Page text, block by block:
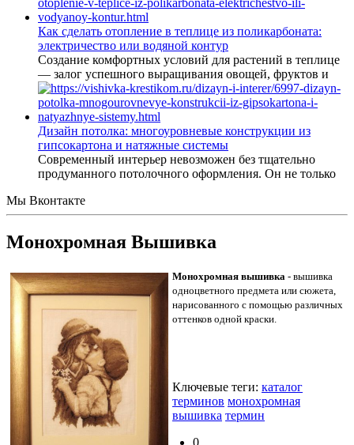
Как сделать отопление в теплице из поликарбоната:
электричество или водяной контур
Создание комфортных условий для растений в теплице
— залог успешного выращивания овощей, фруктов и
Дизайн потолка: многоуровневые конструкции из
гипсокартона и натяжные системы
Современный интерьер невозможен без тщательно
продуманного потолочного оформления. Он не только
Мы Вконтакте
Монохромная Вышивка
Монохромная вышивка - вышивка
одноцветного предмета или сюжета,
нарисованного с помощью различных
оттенков одной краски.
Ключевые теги: каталог
терминов монохромная
вышивка термин
0